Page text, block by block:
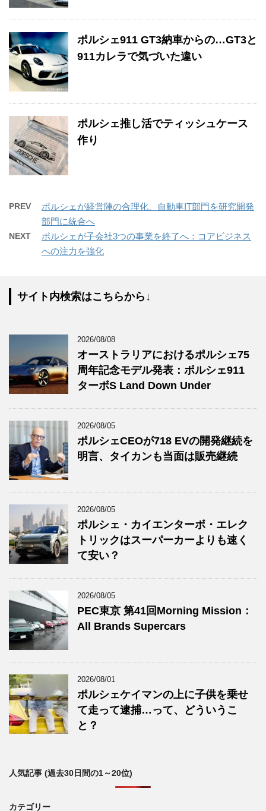
ポルシェ911 GT3納車からの…GT3と
911カレラで気づいた違い
ポルシェ推し活でティッシュケース
作り
PREV
ポルシェが経営陣の合理化、自動車IT部門を研究開発
部門に統合へ
NEXT
ポルシェが子会社3つの事業を終了へ：コアビジネス
への注力を強化
サイト内検索はこちらから↓
2026/08/08
オーストラリアにおけるポルシェ75
周年記念モデル発表：ポルシェ911
ターボS Land Down Under
2026/08/05
ポルシェCEOが718 EVの開発継続を
明言、タイカンも当面は販売継続
2026/08/05
ポルシェ・カイエンターボ・エレク
トリックはスーパーカーよりも速く
て安い？
2026/08/05
PEC東京 第41回Morning Mission：
All Brands Supercars
2026/08/01
ポルシェケイマンの上に子供を乗せ
て走って逮捕…って、どういうこ
と？
人気記事 (過去30日間の1～20位)
カテゴリー